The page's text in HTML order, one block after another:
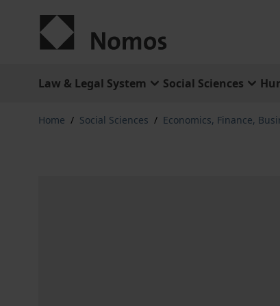
Law & Legal System Social Sciences
Home / Social Sciences / Economics, Finance,